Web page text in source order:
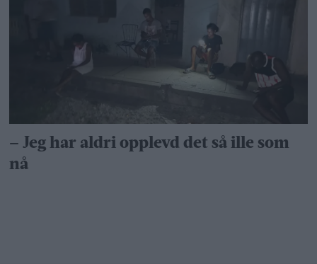
– Jeg har aldri opplevd det så ille som
nå